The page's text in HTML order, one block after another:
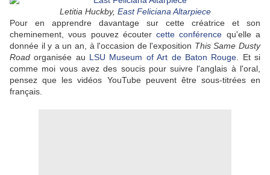
Letitia Huckby, East Feliciana Altarpiece
Pour en apprendre davantage sur cette créatrice et son
cheminement, vous pouvez écoutercette conférence qu'elle a
donnée il y a un an, à l'occasion de l'exposition This Same Dusty
Road organisée au LSU Museum of Art de Baton Rouge . Et si
comme moi vous avez des soucis pour suivre l'anglais à l'oral,
pensez que les vidéos YouTube peuvent être sous-titrées en
français.